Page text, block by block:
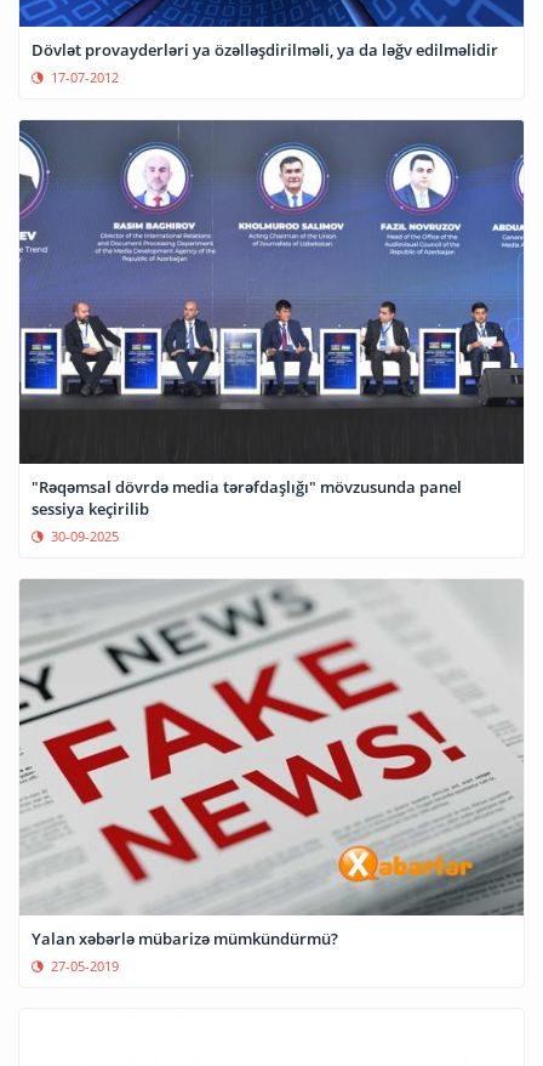
Dövlət provayderləri ya özəlləşdirilməli, ya da ləğv edilməlidir
17-07-2012
"Rəqəmsal dövrdə media tərəfdaşlığı" mövzusunda panel
sessiya keçirilib
30-09-2025
Yalan xəbərlə mübarizə mümkündürmü?
27-05-2019